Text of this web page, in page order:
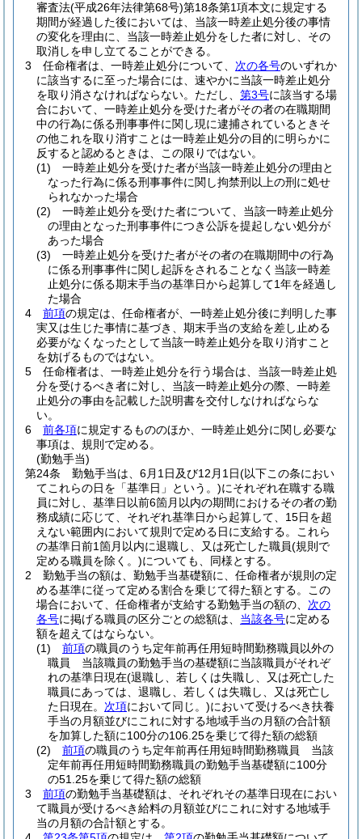
審査法(平成26年法律第68号)第18条第1項本文に規定する
期間が経過した後においては、当該一時差止処分後の事情
の変化を理由に、当該一時差止処分をした者に対し、その
取消しを申し立てることができる。
3
任命権者は、一時差止処分について、 次の各号のいずれか
に該当するに至った場合には、速やかに当該一時差止処分
を取り消さなければならない。 ただし、 第3号に該当する場
合において、一時差止処分を受けた者がその者の在職期間
中の行為に係る刑事事件に関し現に逮捕されているときそ
の他これを取り消すことは一時差止処分の目的に明らかに
反すると認めるときは、この限りではない。
(1)
一時差止処分を受けた者が当該一時差止処分の理由と
なった行為に係る刑事事件に関し拘禁刑以上の刑に処せ
られなかった場合
(2)
一時差止処分を受けた者について、当該一時差止処分
の理由となった刑事事件につき公訴を提起しない処分が
あった場合
(3)
一時差止処分を受けた者がその者の在職期間中の行為
に係る刑事事件に関し起訴をされることなく当該一時差
止処分に係る期末手当の基準日から起算して1年を経過し
た場合
4
前項の規定は、任命権者が、一時差止処分後に判明した事
実又は生じた事情に基づき、期末手当の支給を差し止める
必要がなくなったとして当該一時差止処分を取り消すこと
を妨げるものではない。
5
任命権者は、一時差止処分を行う場合は、当該一時差止処
分を受けるべき者に対し、当該一時差止処分の際、一時差
止処分の事由を記載した説明書を交付しなければならな
い。
6
前各項に規定するもののほか、一時差止処分に関し必要な
事項は、規則で定める。
(勤勉手当)
第24条
勤勉手当は、6月1日及び12月1日(以下この条におい
てこれらの日を「基準日」という。)にそれぞれ在職する職
員に対し、基準日以前6箇月以内の期間におけるその者の勤
務成績に応じて、それぞれ基準日から起算して、15日を超
えない範囲内において規則で定める日に支給する。
これら
の基準日前1箇月以内に退職し、又は死亡した職員(規則で
定める職員を除く。)についても、同様とする。
2
勤勉手当の額は、勤勉手当基礎額に、任命権者が規則の定
める基準に従って定める割合を乗じて得た額とする。
この
場合において、任命権者が支給する勤勉手当の額の、 次の
各号に掲げる職員の区分ごとの総額は、 当該各号に定める
額を超えてはならない。
(1)
前項の職員のうち定年前再任用短時間勤務職員以外の
職員 当該職員の勤勉手当の基礎額に当該職員がそれぞ
れの基準日現在(退職し、若しくは失職し、又は死亡した
職員にあっては、退職し、若しくは失職し、又は死亡し
た日現在。 次項において同じ。)において受けるべき扶養
手当の月額並びにこれに対する地域手当の月額の合計額
を加算した額に100分の106.25を乗じて得た額の総額
(2)
前項の職員のうち定年前再任用短時間勤務職員 当該
定年前再任用短時間勤務職員の勤勉手当基礎額に100分
の51.25を乗じて得た額の総額
3
前項の勤勉手当基礎額は、それぞれその基準日現在におい
て職員が受けるべき給料の月額並びにこれに対する地域手
当の月額の合計額とする。